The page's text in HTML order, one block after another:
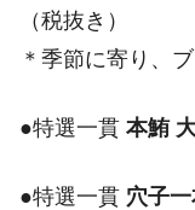
（税抜き）
＊季節に寄り、
●特選一貫 本鮪
●特選一貫 穴子